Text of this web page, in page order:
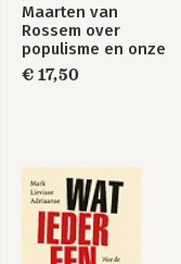
Maarten van
Rossem over
populisme en onze
democratie
€ 17,50